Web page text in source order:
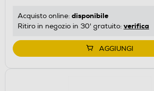
Acquisto online: disponibile
Ritiro in negozio in 30' gratuito: verifica
AGGIUNGI